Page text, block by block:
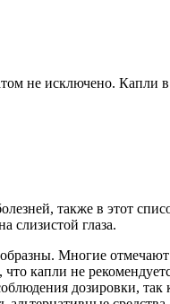
не исключено. Капли
также в этот
слизистой глаза.
Многие
капли не
дозировки, так